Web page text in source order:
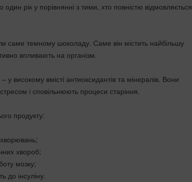
рік у порівнянні з тими, хто повністю відмовляється
саме темному шоколаду. Саме він містить найбільшу
впливають на організм.
– у високому вмісті антиоксидантів та мінералів. Вони
і сповільнюють процеси старіння.
продукту:
хвороб;
мозку;
до інсуліну.